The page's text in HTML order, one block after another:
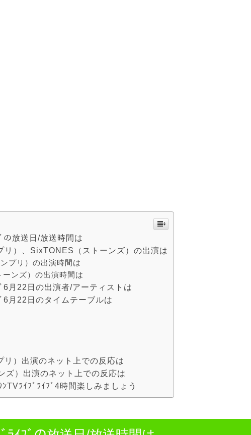
の放送日/放送時間は
）、SixTONES（ストーンズ）の出演は
プリ）の出演時間は
ンズ）の出演時間は
6月22日の出演者/アーティストは
6月22日のタイムテーブルは
）出演のネット上での反応は
ズ）出演のネット上での反応は
TVﾗｲﾌﾞﾗｲﾌﾞ4時間楽しみましょう